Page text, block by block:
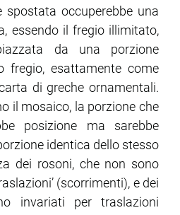
spostata occuperebbe una
essendo il fregio illimitato,
da una porzione
fregio, esattamente come
di greche ornamentali.
il mosaico, la porzione che
posizione ma sarebbe
identica dello stesso
dei rosoni, che non sono
(scorrimenti), e dei
invariati per traslazioni